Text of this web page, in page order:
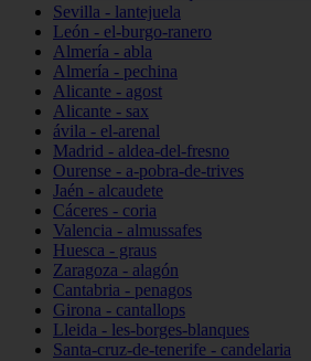
Sevilla - lantejuela
León - el-burgo-ranero
Almería - abla
Almería - pechina
Alicante - agost
Alicante - sax
ávila - el-arenal
Madrid - aldea-del-fresno
Ourense - a-pobra-de-trives
Jaén - alcaudete
Cáceres - coria
Valencia - almussafes
Huesca - graus
Zaragoza - alagón
Cantabria - penagos
Girona - cantallops
Lleida - les-borges-blanques
Santa-cruz-de-tenerife - candelaria